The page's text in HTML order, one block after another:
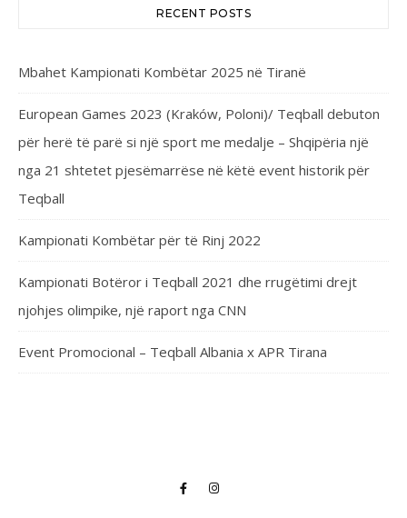
RECENT POSTS
Mbahet Kampionati Kombëtar 2025 në Tiranë
European Games 2023 (Kraków, Poloni)/ Teqball debuton
për herë të parë si një sport me medalje – Shqipëria një
nga 21 shtetet pjesëmarrëse në këtë event historik për
Teqball
Kampionati Kombëtar për të Rinj 2022
Kampionati Botëror i Teqball 2021 dhe rrugëtimi drejt
njohjes olimpike, një raport nga CNN
Event Promocional – Teqball Albania x APR Tirana